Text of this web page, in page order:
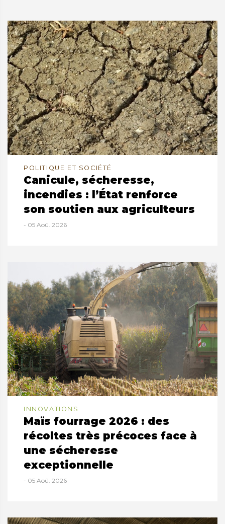
POLITIQUE ET SOCIÉTÉ
Canicule, sécheresse,
incendies : l’État renforce
son soutien aux agriculteurs
- 05 Aoû. 2026
INNOVATIONS
Maïs fourrage 2026 : des
récoltes très précoces face à
une sécheresse
exceptionnelle
- 05 Aoû. 2026